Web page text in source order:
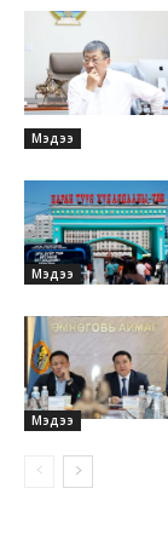
Мэдээ
Мэдээ
Мэдээ